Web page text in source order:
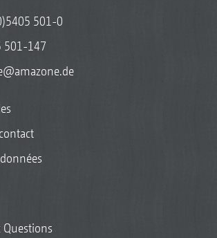
501-0
501-147
Questions